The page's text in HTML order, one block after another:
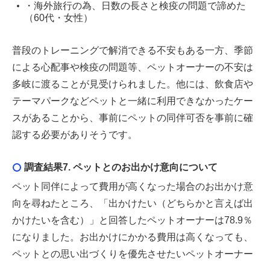
・海外旅行の為、日数の長さと検疫の問題で諦めた
（60代・女性）
普段のトレーニングで解消できる不安もある一方、季節
による心配事や検疫の問題等、ペットオーナーの不安は
多岐に渡ることが見受けられました。他には、飲食店や
テーマパークなどペットと一緒に利用できなかったケー
スがあることから、事前にペットの同伴可否を事前に確
認する必要がありそうです。
調査結果7. ペットとのお出かけ意向について
ペット同伴によって費用が高くなった場合のお出かけ意
向を尋ねたところ、「出かけたい（どちらかと言えば出
かけたいを含む）」と回答したペットオーナーは78.9％
になりました。お出かけにかかる費用は高くなっても、
ペットとの思い出づくりを優先させたいペットオーナー